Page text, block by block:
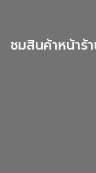
ชมสินค้าหน้าร้